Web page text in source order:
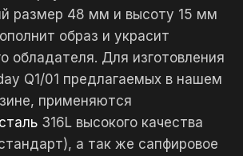
размер 48 мм и высоту 15 мм
образ и украсит
обладателя. Для изготовления
Q1/01 предлагаемых в нашем
применяются
316L высокого качества
а так же сапфировое